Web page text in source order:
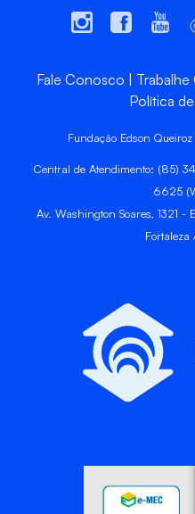
Fale Conosco
Política
Fundação Edson
Central de Atendimento: (85)
6625
Av. Washington Soares, 1321
Fortaleza